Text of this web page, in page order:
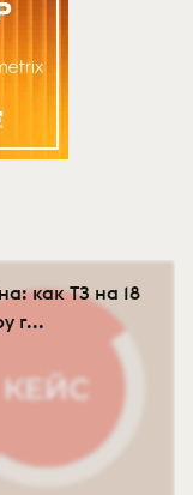
как ТЗ на 18
г...